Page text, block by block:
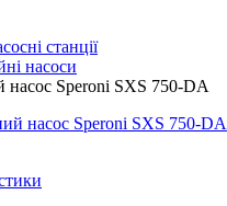
станції
насоси
Speroni SXS 750-DA